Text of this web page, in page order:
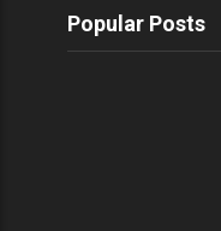
Popular Posts